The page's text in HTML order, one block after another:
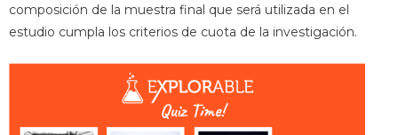
composición de la muestra final que será utilizada en el
estudio cumpla los criterios de cuota de la investigación.